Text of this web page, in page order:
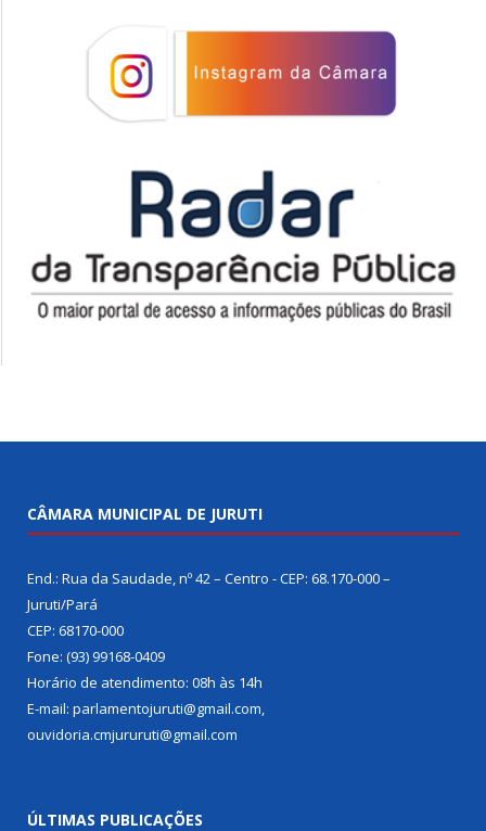
CÂMARA MUNICIPAL DE JURUTI
End.: Rua da Saudade, nº 42 – Centro - CEP: 68.170-000 –
Juruti/Pará
CEP: 68170-000
Fone: (93) 99168-0409
Horário de atendimento: 08h às 14h
E-mail: parlamentojuruti@gmail.com,
ouvidoria.cmjururuti@gmail.com
ÚLTIMAS PUBLICAÇÕES